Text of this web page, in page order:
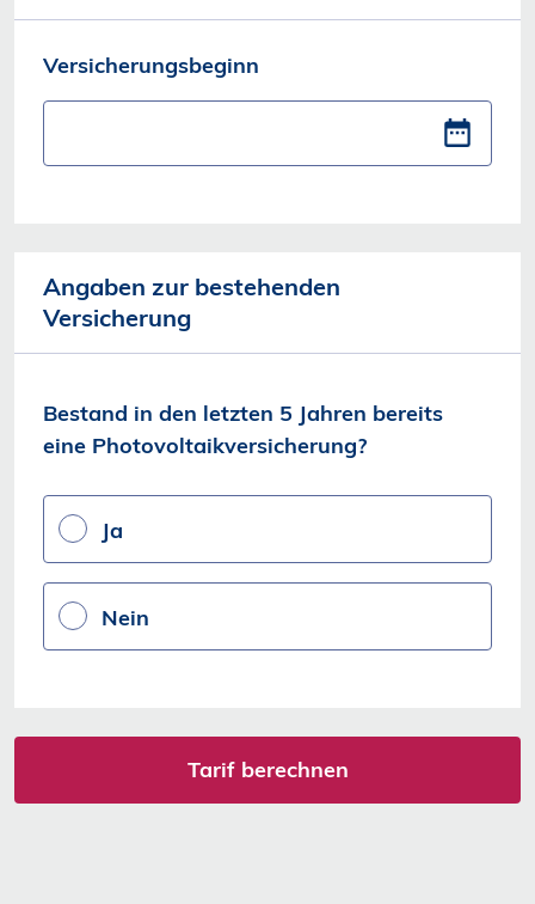
Versicherungsbeginn
Angaben zur bestehenden
Versicherung
Photovoltaikversicherung?
Bestand in den letzten 5 Jahren bereits
eine Photovoltaikversicherung?
Ja
Nein
Tarif berechnen